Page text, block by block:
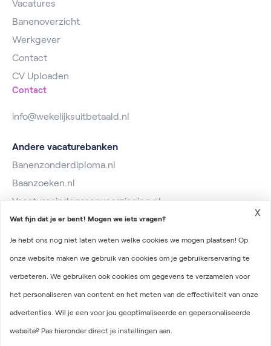
Vacatures
Banenoverzicht
Werkgever
Contact
CV Uploaden
Contact
info@wekelijksuitbetaald.nl
Andere vacaturebanken
Banenzonderdiploma.nl
Baanzoeken.nl
Vacaturesindegroenvoorziening.nl
Privacyverklaring
Wat fijn dat je er bent! Mogen we iets vragen?
Je hebt ons nog niet laten weten welke cookies we mogen plaatsen! Op
onze website maken we gebruik van cookies om je gebruikerservaring te
verbeteren. We gebruiken ook cookies om gegevens te verzamelen voor
het personaliseren van content en het meten van de effectiviteit van onze
advertenties. Wil je een voor jou geoptimaliseerde en gepersonaliseerde
website? Pas hieronder direct je instellingen aan.
X